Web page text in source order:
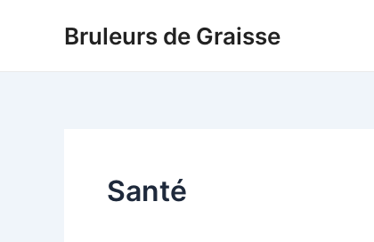
Bruleurs de Graisse
Santé